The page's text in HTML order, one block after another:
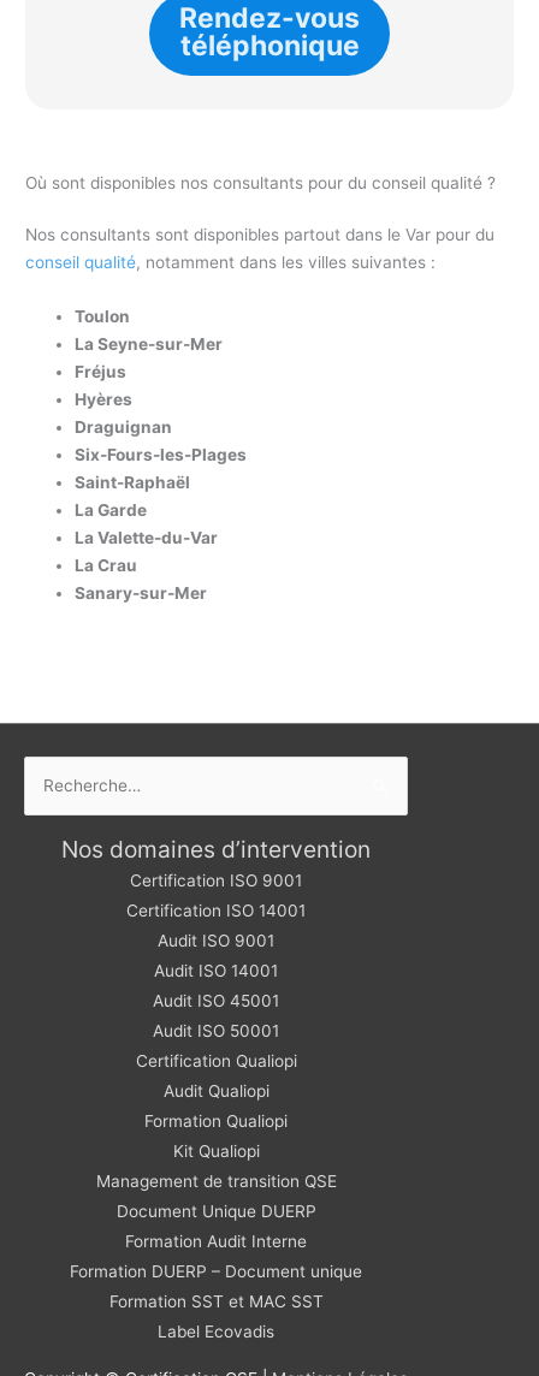
Rendez-vous
téléphonique
Où sont disponibles nos consultants pour du conseil qualité ?
Nos consultants sont disponibles partout dans le Var pour du
conseil qualité, notamment dans les villes suivantes :
Toulon
La Seyne-sur-Mer
Fréjus
Hyères
Draguignan
Six-Fours-les-Plages
Saint-Raphaël
La Garde
La Valette-du-Var
La Crau
Sanary-sur-Mer
Nos domaines d’intervention
Certification ISO 9001
Certification ISO 14001
Audit ISO 9001
Audit ISO 14001
Audit ISO 45001
Audit ISO 50001
Certification Qualiopi
Audit Qualiopi
Formation Qualiopi
Kit Qualiopi
Management de transition QSE
Document Unique DUERP
Formation Audit Interne
Formation DUERP – Document unique
Formation SST et MAC SST
Label Ecovadis